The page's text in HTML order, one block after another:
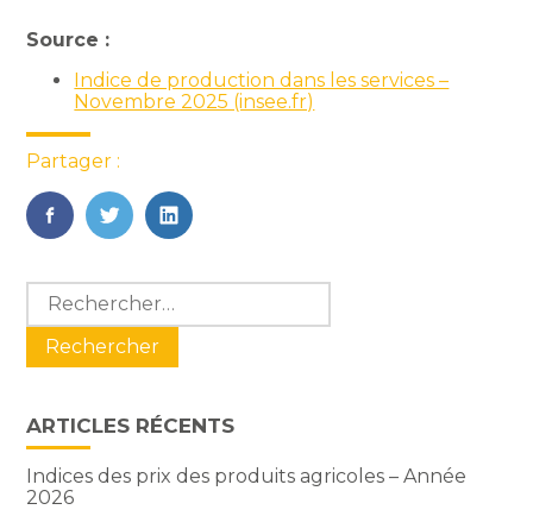
Source :
Indice de production dans les services –
Novembre 2025 (insee.fr)
Partager :
FaceBook
TwitterLinkedIn
Blog
sidebar
Rechercher :
ARTICLES RÉCENTS
Indices des prix des produits agricoles – Année
2026